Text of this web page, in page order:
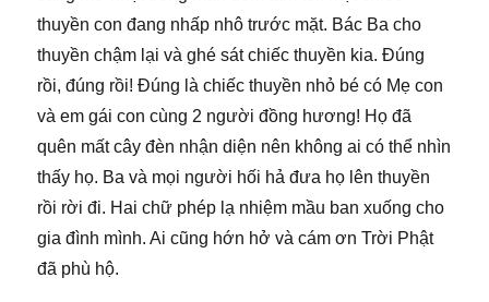
thuyền con đang nhấp nhô trước mặt. Bác Ba cho
thuyền chậm lại và ghé sát chiếc thuyền kia. Đúng
rồi, đúng rồi! Đúng là chiếc thuyền nhỏ bé có Mẹ con
và em gái con cùng 2 người đồng hương! Họ đã
quên mất cây đèn nhận diện nên không ai có thể nhìn
thấy họ. Ba và mọi người hối hả đưa họ lên thuyền
rồi rời đi. Hai chữ phép lạ nhiệm mầu ban xuống cho
gia đình mình. Ai cũng hớn hở và cám ơn Trời Phật
đã phù hộ.